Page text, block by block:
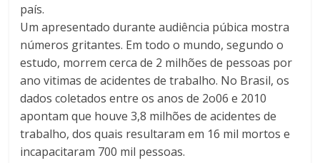
país.
Um apresentado durante audiência púbica mostra
números gritantes. Em todo o mundo, segundo o
estudo, morrem cerca de 2 milhões de pessoas por
ano vitimas de acidentes de trabalho. No Brasil, os
dados coletados entre os anos de 2o06 e 2010
apontam que houve 3,8 milhões de acidentes de
trabalho, dos quais resultaram em 16 mil mortos e
incapacitaram 700 mil pessoas.